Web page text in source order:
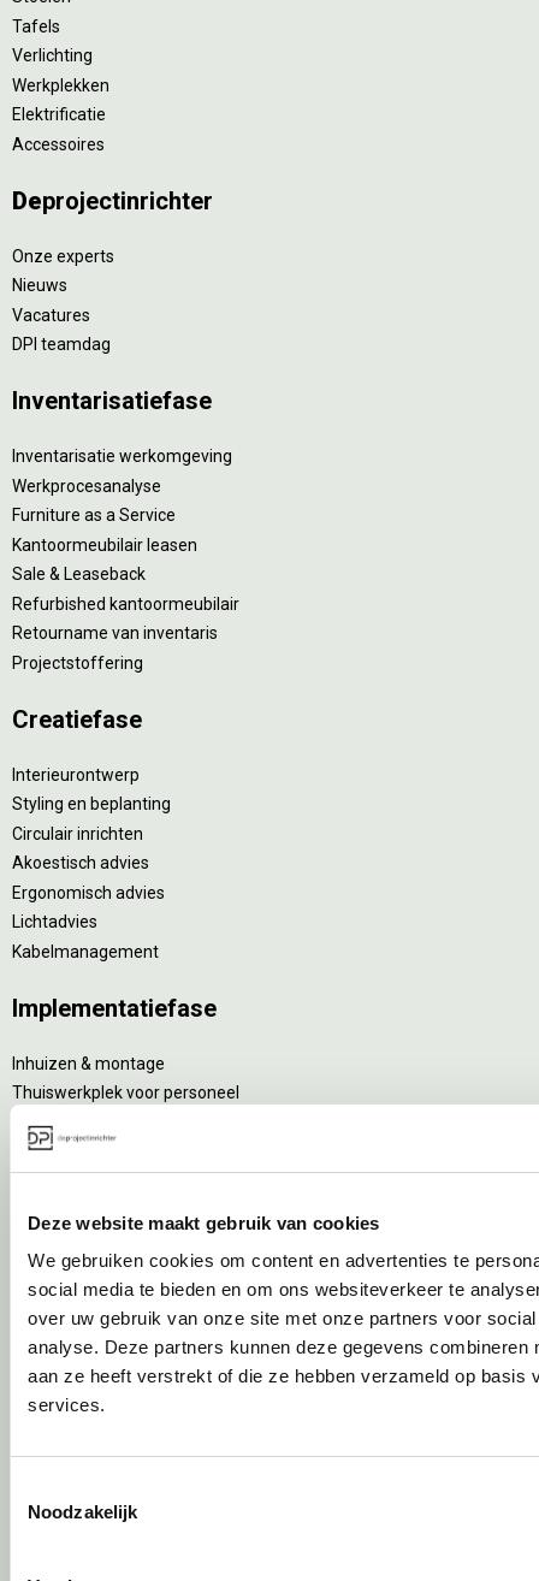
Deze website maakt gebruik van cookies
We gebruiken cookies om content en advertenties te
social media te bieden en om ons websiteverkeer te
over uw gebruik van onze site met onze partners voor
analyse. Deze partners kunnen deze gegevens combineren
aan ze heeft verstrekt of die ze hebben verzameld op basis
services.
Noodzakelijk
Tafels
Verlichting
Werkplekken
Elektrificatie
Accessoires
Deprojectinrichter
Onze experts
Nieuws
Vacatures
DPI teamdag
Inventarisatiefase
Inventarisatie werkomgeving
Werkprocesanalyse
Furniture as a Service
Kantoormeubilair leasen
Sale & Leaseback
Refurbished kantoormeubilair
Retourname van inventaris
Projectstoffering
Creatiefase
Interieurontwerp
Styling en beplanting
Circulair inrichten
Akoestisch advies
Ergonomisch advies
Lichtadvies
Kabelmanagement
Implementatiefase
Inhuizen & montage
Thuiswerkplek voor personeel
DPI Services
Meubelmanagement
Gebruiksinstructie
Onderhoudsadvies
Levensduurverlengend onderhoud
Specialistische reiniging
Refurbishment
Interne verhuizing
Wat is circulair inrichten?